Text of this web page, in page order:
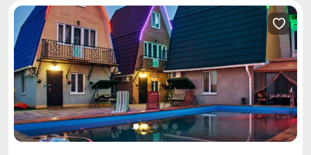
Вход на сайт
Войти илиЗарегистрироваться